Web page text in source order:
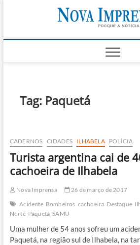
Tag: Paquetá
CADERNOS CIDADES ILHABELA POLÍCIA
Turista argentina cai de
cachoeira de Ilhabela
Nova Imprensa
26 de março de 2017
Acidente Bombeiros cachoeira Destaque
Norte Paquetá SAMU
Uma mulher de 54 anos sofreu um
Paquetá, na região sul de Ilhabela, na